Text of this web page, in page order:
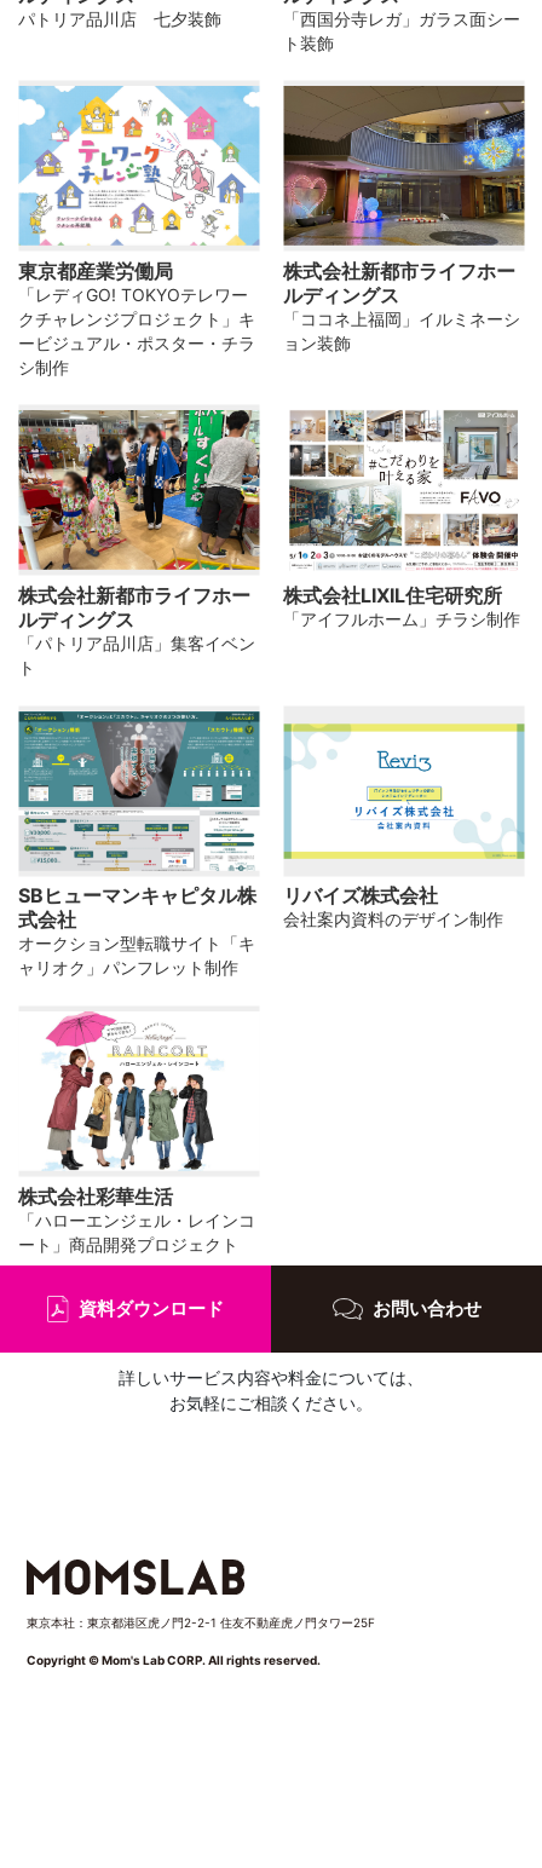
パトリア品川店 七夕装飾
「西国分寺レガ」ガラス面シー
ト装飾
東京都産業労働局
「レディGO! TOKYOテレワー
クチャレンジプロジェクト」キ
ービジュアル・ポスター・チラ
シ制作
株式会社新都市ライフホー
ルディングス
「ココネ上福岡」イルミネーシ
ョン装飾
株式会社新都市ライフホー
ルディングス
「パトリア品川店」集客イベン
ト
株式会社LIXIL住宅研究所
「アイフルホーム」チラシ制作
SBヒューマンキャピタル株
式会社
オークション型転職サイト「キ
ャリオク」パンフレット制作
リバイズ株式会社
会社案内資料のデザイン制作
株式会社彩華生活
「ハローエンジェル・レインコ
ート」商品開発プロジェクト
詳しいサービス内容や料金については、
お気軽にご相談ください。
資料ダウンロード お問い合わせ
東京本社：東京都港区虎ノ門2-2-1 住友不動産虎ノ門タワー25F
Copyright © Mom's Lab CORP. All rights reserved.